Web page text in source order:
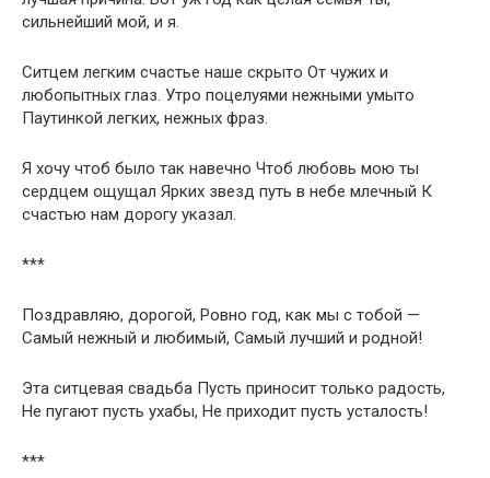
сильнейший мой, и я.
Ситцем легким счастье наше скрыто От чужих и
любопытных глаз. Утро поцелуями нежными умыто
Паутинкой легких, нежных фраз.
Я хочу чтоб было так навечно Чтоб любовь мою ты
сердцем ощущал Ярких звезд путь в небе млечный К
счастью нам дорогу указал.
***
Поздравляю, дорогой, Ровно год, как мы с тобой —
Самый нежный и любимый, Самый лучший и родной!
Эта ситцевая свадьба Пусть приносит только радость,
Не пугают пусть ухабы, Не приходит пусть усталость!
***